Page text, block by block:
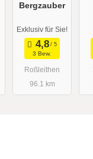
Bergzauber
Exklusiv für Sie!
3 Bew.
Roßleithen
96.1 km